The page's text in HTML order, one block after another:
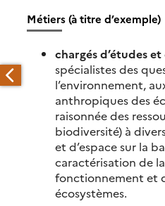
Métiers (à titre d’exemple)
chargés d’études
spécialistes des
l’environnement,
anthropiques des
raisonnée des
biodiversité) à
et d’espace sur la
caractérisation de
fonctionnement et
écosystèmes.